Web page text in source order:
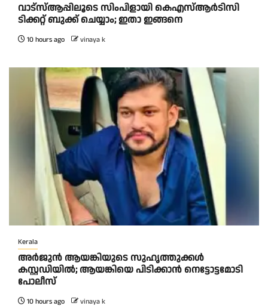
വാട്‌സ്ആപ്പിലൂടെ സിംപിളായി കെഎസ്ആര്‍ടിസി
ടിക്കറ്റ് ബുക്ക് ചെയ്യാം; ഇതാ ഇങ്ങനെ
10 hours ago vinaya k
Kerala
അർജുൻ ആയങ്കിയുടെ സുഹൃത്തുക്കൾ
കസ്റ്റഡിയിൽ; ആയങ്കിയെ പിടിക്കാൻ നെട്ടോട്ടമോടി
പോലീസ്
10 hours ago vinaya k